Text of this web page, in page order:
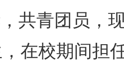
共青团员，
在校期间担